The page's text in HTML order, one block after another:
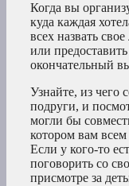
Когда вы
куда каждая
всех назвать
или
окончательный
Узнайте, из чего
подруги, и
могли бы
котором вам всем
Если у кого-то
поговорить со
присмотре за